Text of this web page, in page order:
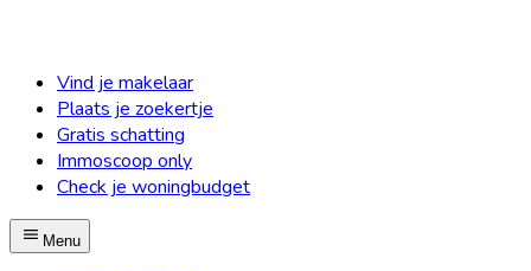
Vind je makelaar
Plaats je zoekertje
Gratis schatting
Immoscoop only
Check je woningbudget
Menu